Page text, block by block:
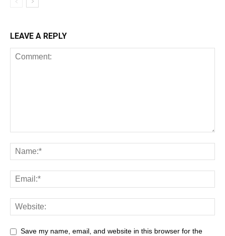
LEAVE A REPLY
Save my name, email, and website in this browser for the